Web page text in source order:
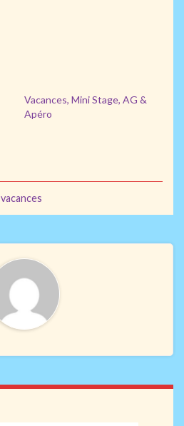
Vacances, Mini Stage, AG &
Apéro
vacances